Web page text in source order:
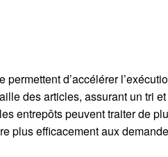
d’accélérer
des articles, assurant un tri
entrepôts peuvent traiter de
plus efficacement aux